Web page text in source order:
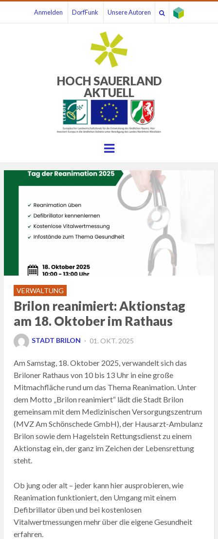
Anmelden DorfFunk Unsere Autoren
HOCH SAUERLAND
AKTUELL
Menu
VERWALTUNG
Brilon reanimiert: Aktionstag
am 18. Oktober im Rathaus
STADT BRILON
POSTED
01. OKT. 2025
Am Samstag, 18. Oktober 2025, verwandelt sich das
Briloner Rathaus von 10 bis 13 Uhr in eine große
Mitmachfläche rund um das Thema Reanimation. Unter
dem Motto „Brilon reanimiert“ lädt die Stadt Brilon
gemeinsam mit dem Medizinischen Versorgungszentrum
(MVZ Am Schönschede GmbH), der Hausarzt-Ambulanz
Brilon sowie dem Hagelstein Rettungsdienst zu einem
Aktionstag ein, der ganz im Zeichen der Lebensrettung
steht.
Ob jung oder alt – jeder kann hier ausprobieren, wie
Reanimation funktioniert, den Umgang mit einem
Defibrillator üben und bei kostenlosen
Vitalwertmessungen mehr über die eigene Gesundheit
erfahren.